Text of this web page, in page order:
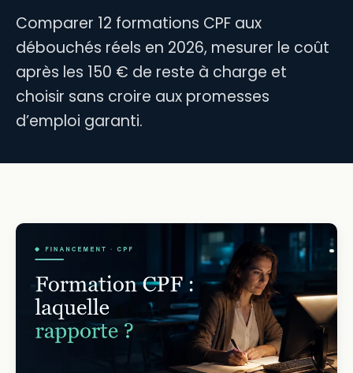
Comparer 12 formations CPF aux
débouchés réels en 2026, mesurer le coût
après les 150 € de reste à charge et
choisir sans croire aux promesses
d’emploi garanti.